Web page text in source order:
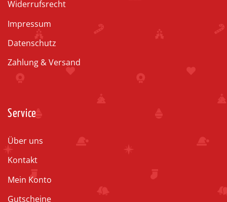
Widerrufsrecht
Impressum
Datenschutz
Zahlung & Versand
Service
Über uns
Kontakt
Mein Konto
Gutscheine